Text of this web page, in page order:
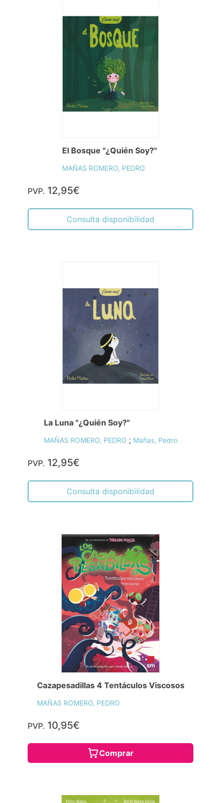
El Bosque "¿Quién Soy?"
MAÑAS ROMERO, PEDRO
PVP. 12,95€
Consulta disponibilidad
La Luna "¿Quién Soy?"
MAÑAS ROMERO, PEDRO ; Mañas, Pedro
PVP. 12,95€
Consulta disponibilidad
Cazapesadillas 4 Tentáculos Viscosos
MAÑAS ROMERO, PEDRO
PVP. 10,95€
Comprar